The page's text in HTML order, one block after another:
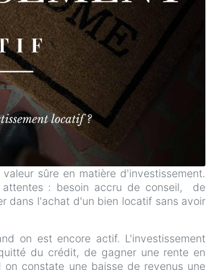
sûre en matière d'investissement.
: besoin accru de conseil, de
dans l'achat d'un bien locatif sans avoir
on est encore actif. L'investissement
du crédit, de gagner une rente en
constate une baisse de revenus une